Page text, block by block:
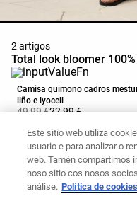
2 artigos
Total look bloomer
Camisa quimono cadros
liño e lyocell
49,99 €22,99 €
Engadir á cesta
Este sitio web utiliza
usuario e para analizar o
web. Tamén compartimos
noso sitio cos nosos
análise. Política de cookies